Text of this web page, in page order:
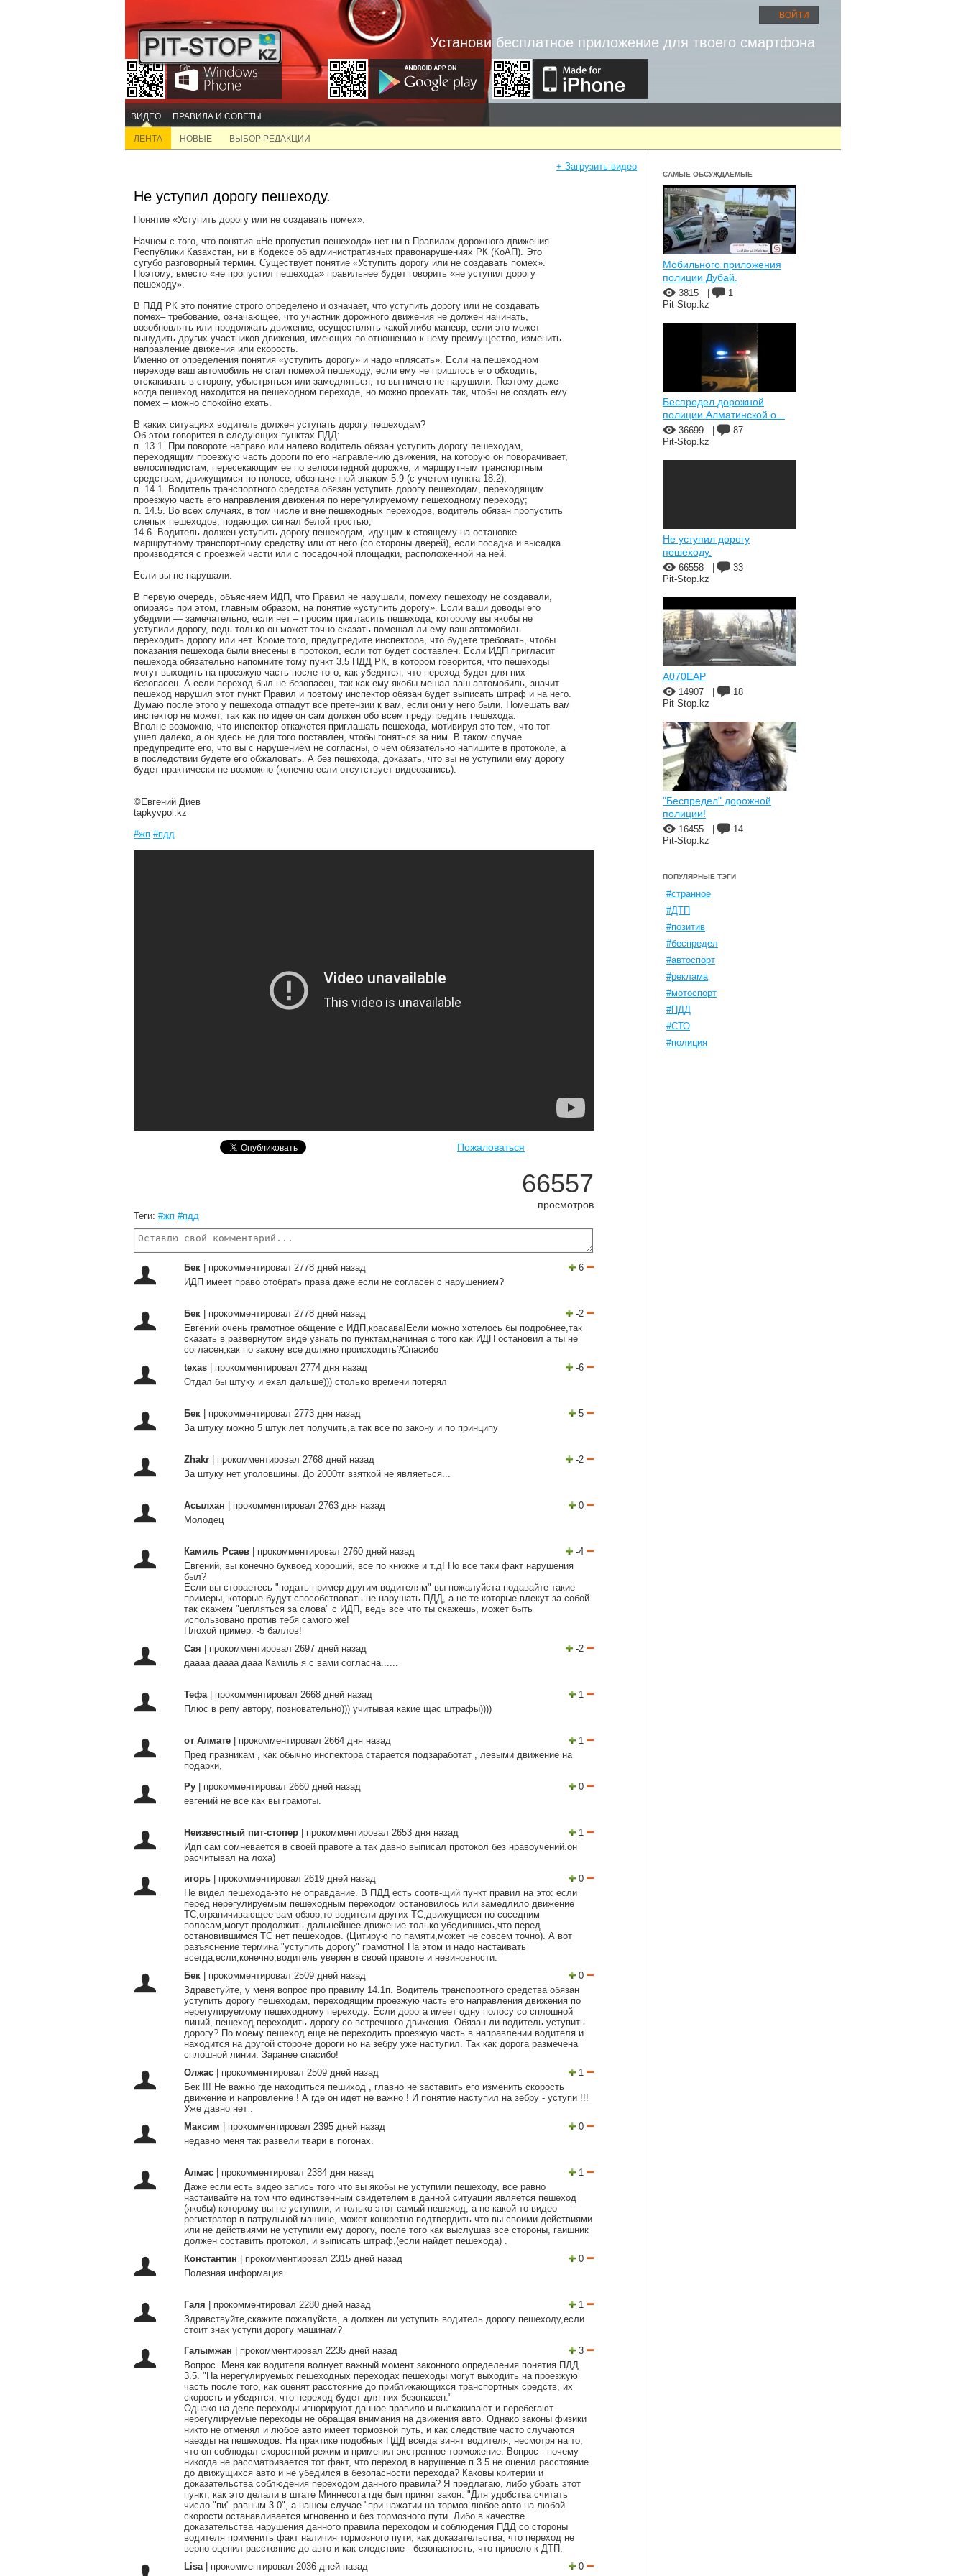
ВОЙТИ
Установи бесплатное приложение для твоего смартфона
ВИДЕО ПРАВИЛА И СОВЕТЫ
ЛЕНТА НОВЫЕ ВЫБОР РЕДАКЦИИ
+ Загрузить видео
Не уступил дорогу пешеходу.
Понятие «Уступить дорогу или не создавать помех».
Начнем с того, что понятия «Не пропустил пешехода» нет ни в Правилах дорожного движения
Республики Казахстан, ни в Кодексе об административных правонарушениях РК (КоАП). Это
сугубо разговорный термин. Существует понятие «Уступить дорогу или не создавать помех».
Поэтому, вместо «не пропустил пешехода» правильнее будет говорить «не уступил дорогу
пешеходу».
В ПДД РК это понятие строго определено и означает, что уступить дорогу или не создавать
помех– требование, означающее, что участник дорожного движения не должен начинать,
возобновлять или продолжать движение, осуществлять какой-либо маневр, если это может
вынудить других участников движения, имеющих по отношению к нему преимущество, изменить
направление движения или скорость.
Именно от определения понятия «уступить дорогу» и надо «плясать». Если на пешеходном
переходе ваш автомобиль не стал помехой пешеходу, если ему не пришлось его обходить,
отскакивать в сторону, убыстряться или замедляться, то вы ничего не нарушили. Поэтому даже
когда пешеход находится на пешеходном переходе, но можно проехать так, чтобы не создать ему
помех – можно спокойно ехать.
В каких ситуациях водитель должен уступать дорогу пешеходам?
Об этом говорится в следующих пунктах ПДД:
п. 13.1. При повороте направо или налево водитель обязан уступить дорогу пешеходам,
переходящим проезжую часть дороги по его направлению движения, на которую он поворачивает,
велосипедистам, пересекающим ее по велосипедной дорожке, и маршрутным транспортным
средствам, движущимся по полосе, обозначенной знаком 5.9 (с учетом пункта 18.2);
п. 14.1. Водитель транспортного средства обязан уступить дорогу пешеходам, переходящим
проезжую часть его направления движения по нерегулируемому пешеходному переходу;
п. 14.5. Во всех случаях, в том числе и вне пешеходных переходов, водитель обязан пропустить
слепых пешеходов, подающих сигнал белой тростью;
14.6. Водитель должен уступить дорогу пешеходам, идущим к стоящему на остановке
маршрутному транспортному средству или от него (со стороны дверей), если посадка и высадка
производятся с проезжей части или с посадочной площадки, расположенной на ней.
Если вы не нарушали.
В первую очередь, объясняем ИДП, что Правил не нарушали, помеху пешеходу не создавали,
опираясь при этом, главным образом, на понятие «уступить дорогу». Если ваши доводы его
убедили — замечательно, если нет – просим пригласить пешехода, которому вы якобы не
уступили дорогу, ведь только он может точно сказать помешал ли ему ваш автомобиль
переходить дорогу или нет. Кроме того, предупредите инспектора, что будете требовать, чтобы
показания пешехода были внесены в протокол, если тот будет составлен. Если ИДП пригласит
пешехода обязательно напомните тому пункт 3.5 ПДД РК, в котором говорится, что пешеходы
могут выходить на проезжую часть после того, как убедятся, что переход будет для них
безопасен. А если переход был не безопасен, так как ему якобы мешал ваш автомобиль, значит
пешеход нарушил этот пункт Правил и поэтому инспектор обязан будет выписать штраф и на него.
Думаю после этого у пешехода отпадут все претензии к вам, если они у него были. Помешать вам
инспектор не может, так как по идее он сам должен обо всем предупредить пешехода.
Вполне возможно, что инспектор откажется приглашать пешехода, мотивируя это тем, что тот
ушел далеко, а он здесь не для того поставлен, чтобы гоняться за ним. В таком случае
предупредите его, что вы с нарушением не согласны, о чем обязательно напишите в протоколе, а
в последствии будете его обжаловать. А без пешехода, доказать, что вы не уступили ему дорогу
будет практически не возможно (конечно если отсутствует видеозапись).
©Евгений Диев
tapkyvpol.kz
#жп #пдд
Пожаловаться
66557
просмотров
Теги: #жп #пдд
6
Бек
прокомментировал 2778 дней назад
ИДП имеет право отобрать права даже если не согласен с нарушением?
-2
Бек
прокомментировал 2778 дней назад
Евгений очень грамотное общение с ИДП,красава!Если можно хотелось бы подробнее,так
сказать в развернутом виде узнать по пунктам,начиная с того как ИДП остановил а ты не
согласен,как по закону все должно происходить?Спасибо
-6
texas
прокомментировал 2774 дня назад
Отдал бы штуку и ехал дальше))) столько времени потерял
5
Бек
прокомментировал 2773 дня назад
За штуку можно 5 штук лет получить,а так все по закону и по принципу
-2
Zhakr
прокомментировал 2768 дней назад
За штуку нет уголовшины. До 2000тг взяткой не являеться...
0
Асылхан
прокомментировал 2763 дня назад
Молодец
-4
Камиль Рсаев
прокомментировал 2760 дней назад
Евгений, вы конечно буквоед хороший, все по книжке и т.д! Но все таки факт нарушения
был?
Если вы стораетесь "подать пример другим водителям" вы пожалуйста подавайте такие
примеры, которые будут способствовать не нарушать ПДД, а не те которые влекут за собой
так скажем "цепляться за слова" с ИДП, ведь все что ты скажешь, может быть
использовано против тебя самого же!
Плохой пример. -5 баллов!
-2
Сая
прокомментировал 2697 дней назад
даааа даааа дааа Камиль я с вами согласна......
1
Тефа| прокомментировал 2668 дней назад
Плюс в репу автору, позновательно))) учитывая какие щас штрафы))))
1
от Алмате
прокомментировал 2664 дня назад
Пред празникам , как обычно инспектора старается подзаработат , левыми движение на
подарки,
0
Ру
прокомментировал 2660 дней назад
евгений не все как вы грамоты.
1
Неизвестный пит-стопер
прокомментировал 2653 дня назад
Идп сам сомневается в своей правоте а так давно выписал протокол без нравоучений.он
расчитывал на лоха)
0
игорь
прокомментировал 2619 дней назад
Не видел пешехода-это не оправдание. В ПДД есть соотв-щий пункт правил на это: если
перед нерегулируемым пешеходным переходом остановилось или замедлило движение
ТС,ограничивающее вам обзор,то водители других ТС,движущиеся по соседним
полосам,могут продолжить дальнейшее движение только убедившись,что перед
остановившимся ТС нет пешеходов. (Цитирую по памяти,может не совсем точно). А вот
разъяснение термина "уступить дорогу" грамотно! На этом и надо настаивать
всегда,если,конечно,водитель уверен в своей правоте и невиновности.
0
Бек
прокомментировал 2509 дней назад
Здравстуйте, у меня вопрос про правилу 14.1п. Водитель транспортного средства обязан
уступить дорогу пешеходам, переходящим проезжую часть его направления движения по
нерегулируемому пешеходному переходу. Если дорога имеет одну полосу со сплошной
линий, пешеход переходить дорогу со встречного движения. Обязан ли водитель уступить
дорогу? По моему пешеход еще не переходить проезжую часть в направлении водителя и
находится на другой стороне дороги но на зебру уже наступил. Так как дорога размечена
сплошной линии. Заранее спасибо!
1
Олжас
прокомментировал 2509 дней назад
Бек !!! Не важно где находиться пешиход , главно не заставить его изменить скорость
движение и напровление ! А где он идет не важно ! И понятие наступил на зебру - уступи !!!
Уже давно нет .
0
Максим
прокомментировал 2395 дней назад
недавно меня так развели твари в погонах.
1
Алмас
прокомментировал 2384 дня назад
Даже если есть видео запись того что вы якобы не уступили пешеходу, все равно
настаивайте на том что единственным свидетелем в данной ситуации является пешеход
(якобы) которому вы не уступили, и только этот самый пешеход, а не какой то видео
регистратор в патрульной машине, может конкретно подтвердить что вы своими действиями
или не действиями не уступили ему дорогу, после того как выслушав все стороны, гаишник
должен составить протокол, и выписать штраф,(если найдет пешехода) .
0
Константин
прокомментировал 2315 дней назад
Полезная информация
1
Галя
прокомментировал 2280 дней назад
Здравствуйте,скажите пожалуйста, а должен ли уступить водитель дорогу пешеходу,если
стоит знак уступи дорогу машинам?
3
Галымжан
прокомментировал 2235 дней назад
Вопрос. Меня как водителя волнует важный момент законного определения понятия ПДД
3.5. "На нерегулируемых пешеходных переходах пешеходы могут выходить на проезжую
часть после того, как оценят расстояние до приближающихся транспортных средств, их
скорость и убедятся, что переход будет для них безопасен."
Однако на деле переходы игнорируют данное правило и выскакивают и перебегают
нерегулируемые переходы не обращая внимания на движения авто. Однако законы физики
никто не отменял и любое авто имеет тормозной путь, и как следствие часто случаются
наезды на пешеходов. На практике подобных ПДД всегда винят водителя, несмотря на то,
что он соблюдал скоростной режим и применил экстренное торможение. Вопрос - почему
никогда не рассматривается тот факт, что переход в нарушение п.3.5 не оценил расстояние
до движущихся авто и не убедился в безопасности перехода? Каковы критерии и
доказательства соблюдения переходом данного правила? Я предлагаю, либо убрать этот
пункт, как это делали в штате Миннесота где был принят закон: "Для удобства считать
число "пи" равным 3.0", а нашем случае "при нажатии на тормоз любое авто на любой
скорости останавливается мгновенно и без тормозного пути. Либо в качестве
доказательства нарушения данного правила переходом и соблюдения ПДД со стороны
водителя применить факт наличия тормозного пути, как доказательства, что переход не
верно оценил расстояние до авто и как следствие - безопасность, что привело к ДТП.
0
Lisa| прокомментировал 2036 дней назад
САМЫЕ ОБСУЖДАЕМЫЕ
Мобильного приложения
полиции Дубай.
3815
1
Pit-Stop.kz
Беспредел дорожной
полиции Алматинской о...
36699
87
Pit-Stop.kz
Не уступил дорогу
пешеходу.
66558
33
Pit-Stop.kz
A070EAP
14907
18
Pit-Stop.kz
"Беспредел" дорожной
полиции!
16455
14
Pit-Stop.kz
ПОПУЛЯРНЫЕ ТЭГИ
#странное
#ДТП
#позитив
#беспредел
#автоспорт
#реклама
#мотоспорт
#ПДД
#СТО
#полиция